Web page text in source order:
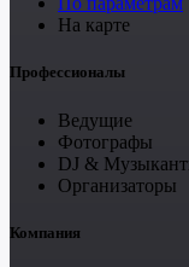
На карте
Профессионалы
Ведущие
Фотографы
DJ &
Организаторы
Компания